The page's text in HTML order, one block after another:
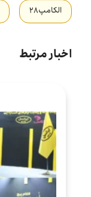
الکامپ۲۸
اخبار مرتبط